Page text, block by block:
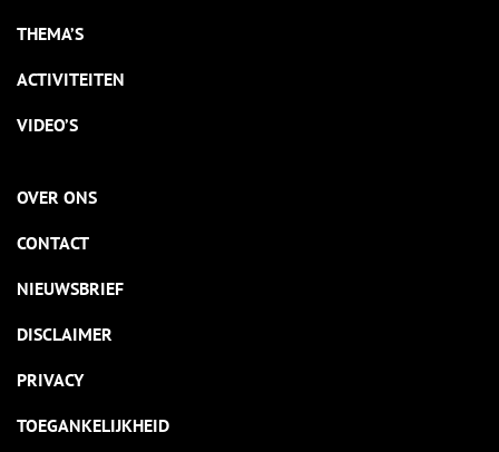
THEMA’S
ACTIVITEITEN
VIDEO’S
OVER ONS
CONTACT
NIEUWSBRIEF
DISCLAIMER
PRIVACY
TOEGANKELIJKHEID